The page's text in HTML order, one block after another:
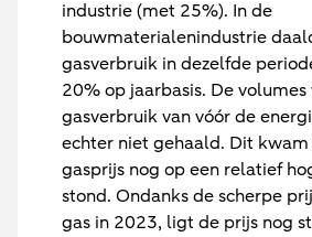
industrie (met 25%). In de
bouwmaterialenindustrie
gasverbruik in dezelfde
20% op jaarbasis. De volumes
gasverbruik van vóór de
echter niet gehaald. Dit
gasprijs nog op een relatief
stond. Ondanks de scherpe
gas in 2023, ligt de prijs nog